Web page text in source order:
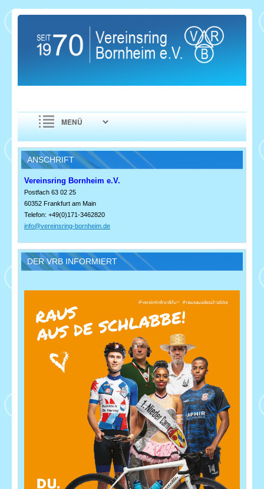
ANSCHRIFT
Vereinsring Bornheim e.V.
Postfach 63 02 25
60352 Frankfurt am Main
Telefon: +49(0)171-3462820
info@vereinsring-bornheim.de
DER VRB INFORMIERT